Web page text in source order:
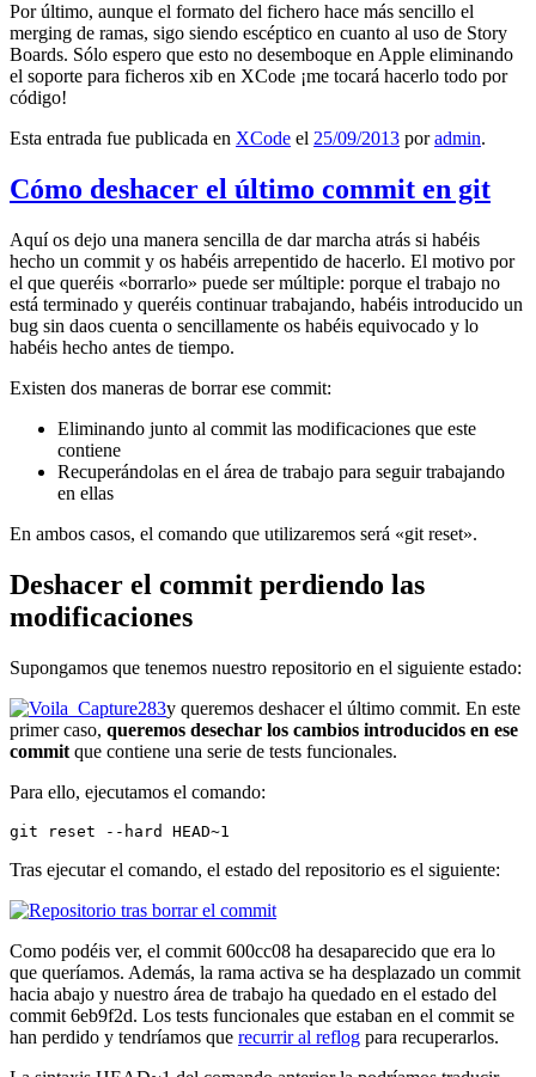
Por último, aunque el formato del fichero hace más sencillo el
merging de ramas, sigo siendo escéptico en cuanto al uso de Story
Boards. Sólo espero que esto no desemboque en Apple eliminando
el soporte para ficheros xib en XCode ¡me tocará hacerlo todo por
código!
Esta entrada fue publicada en XCode el 25/09/2013 poradmin.
Cómo deshacer el último commit en git
Aquí os dejo una manera sencilla de dar marcha atrás si habéis
hecho un commit y os habéis arrepentido de hacerlo. El motivo por
el que queréis «borrarlo» puede ser múltiple: porque el trabajo no
está terminado y queréis continuar trabajando, habéis introducido un
bug sin daos cuenta o sencillamente os habéis equivocado y lo
habéis hecho antes de tiempo.
Existen dos maneras de borrar ese commit:
Eliminando junto al commit las modificaciones que este
contiene
Recuperándolas en el área de trabajo para seguir trabajando
en ellas
En ambos casos, el comando que utilizaremos será «git reset».
Deshacer el commit perdiendo las
modificaciones
Supongamos que tenemos nuestro repositorio en el siguiente estado:
y queremos deshacer el último commit. En este
primer caso, queremos desechar los cambios introducidos en ese
commit que contiene una serie de tests funcionales.
Para ello, ejecutamos el comando:
git reset --hard HEAD~1
Tras ejecutar el comando, el estado del repositorio es el siguiente:
Como podéis ver, el commit 600cc08 ha desaparecido que era lo
que queríamos. Además, la rama activa se ha desplazado un commit
hacia abajo y nuestro área de trabajo ha quedado en el estado del
commit 6eb9f2d. Los tests funcionales que estaban en el commit se
han perdido y tendríamos que recurrir al reflog para recuperarlos.